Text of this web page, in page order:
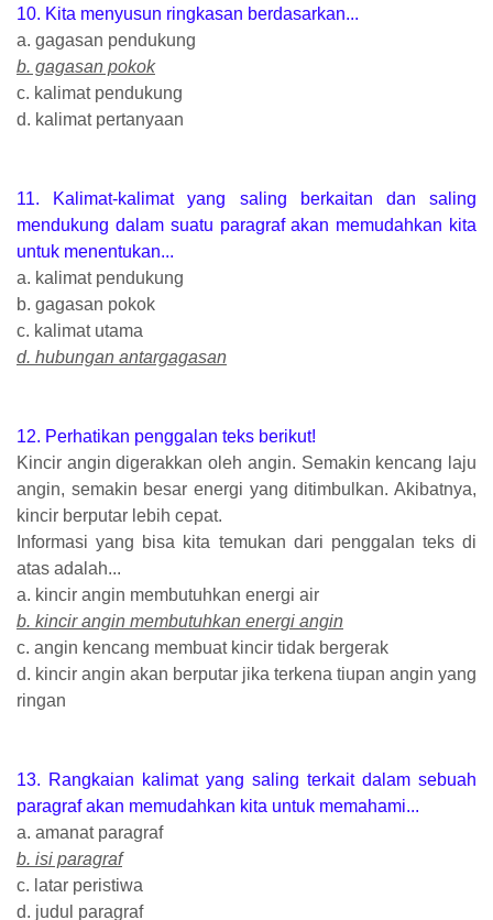
10. Kita menyusun ringkasan berdasarkan...
a. gagasan pendukung
b. gagasan pokok
c. kalimat pendukung
d. kalimat pertanyaan
11. Kalimat-kalimat yang saling berkaitan dan saling
mendukung dalam suatu paragraf akan memudahkan kita
untuk menentukan...
a. kalimat pendukung
b. gagasan pokok
c. kalimat utama
d. hubungan antargagasan
12. Perhatikan penggalan teks berikut!
Kincir angin digerakkan oleh angin. Semakin kencang laju
angin, semakin besar energi yang ditimbulkan. Akibatnya,
kincir berputar lebih cepat.
Informasi yang bisa kita temukan dari penggalan teks di
atas adalah...
a. kincir angin membutuhkan energi air
b. kincir angin membutuhkan energi angin
c. angin kencang membuat kincir tidak bergerak
d. kincir angin akan berputar jika terkena tiupan angin yang
ringan
13. Rangkaian kalimat yang saling terkait dalam sebuah
paragraf akan memudahkan kita untuk memahami...
a. amanat paragraf
b. isi paragraf
c. latar peristiwa
d. judul paragraf